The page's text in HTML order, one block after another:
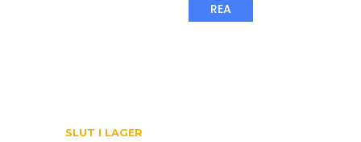
SLUT I LAGER
REA